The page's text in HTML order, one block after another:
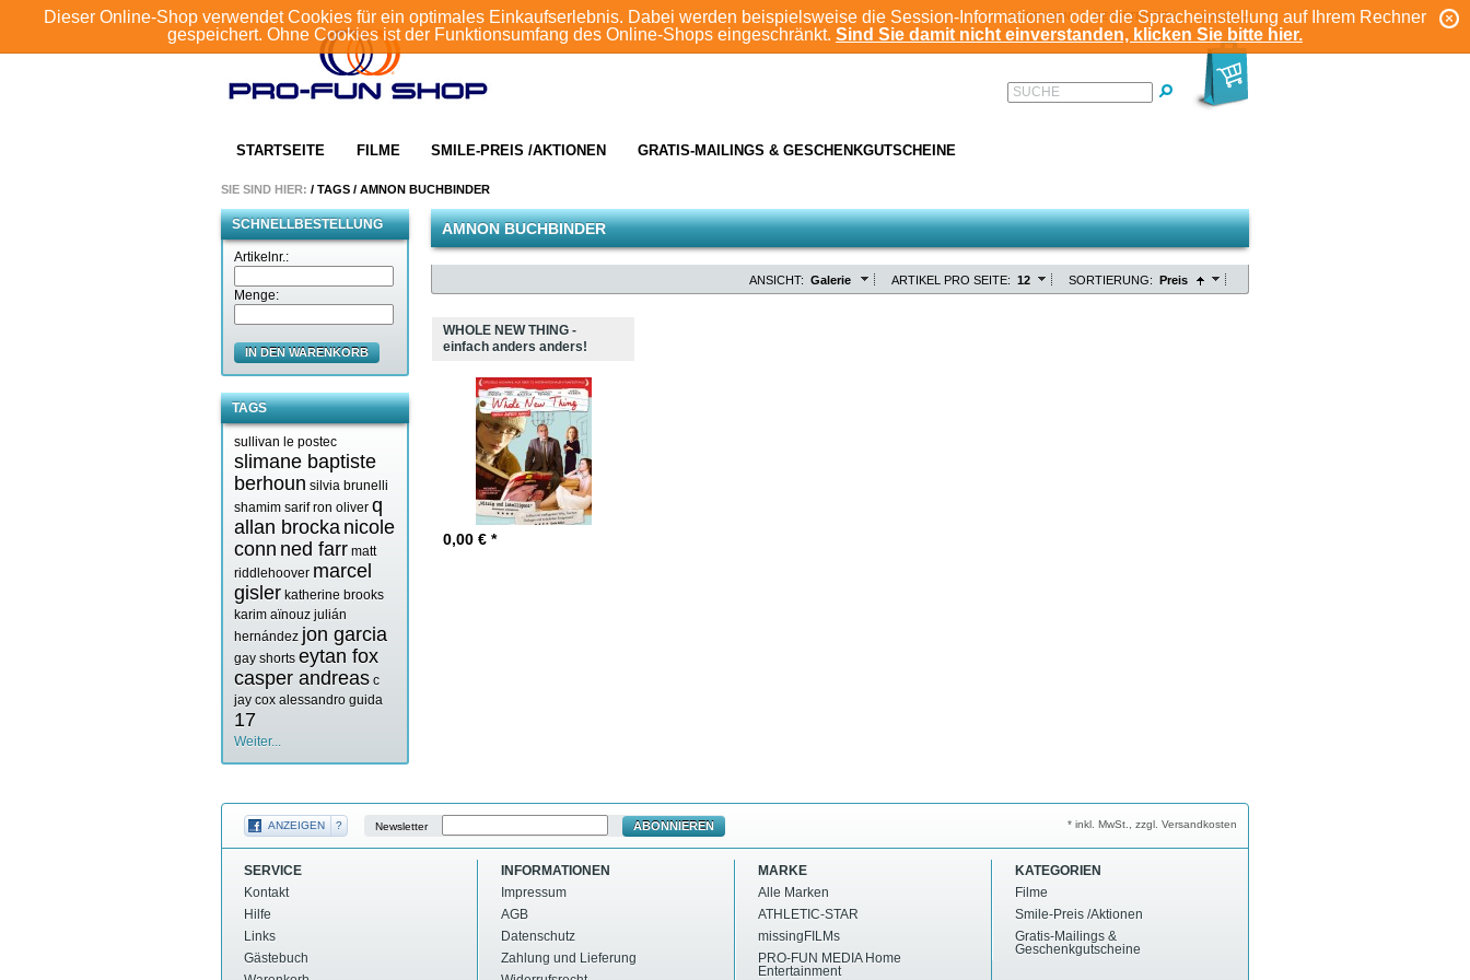
Dieser Online-Shop verwendet Cookies für ein optimales Einkaufserlebnis. Dabei werden beispielsweise die Session-Informationen oder die Spracheinstellung auf Ihrem Rechner
gespeichert. Ohne Cookies ist der Funktionsumfang des Online-Shops eingeschränkt. Sind Sie damit nicht einverstanden, klicken Sie bitte hier.
KONTO
ANMELDEN REGISTRIEREN
STARTSEITE FILME SMILE-PREIS /AKTIONEN GRATIS-MAILINGS & GESCHENKGUTSCHEINE
SUCHE
SIE SIND HIER: / TAGS / AMNON BUCHBINDER
SCHNELLBESTELLUNG
Artikelnr.:
Menge:
IN DEN WARENKORB
TAGS
sullivan le postec
slimane baptiste
berhoun silvia brunelli
shamim sarif ron oliver q
allan brocka nicole
conn ned farr matt
riddlehoover marcel
gisler katherine brooks
karim aïnouz julián
hernández jon garcia
gay shorts eytan fox
casper andreas c
jay cox alessandro guida
17
Weiter...
AMNON BUCHBINDER
SORTIERUNG: Preis
ARTIKEL PRO SEITE: 12
ANSICHT: Galerie
WHOLE NEW THING -
einfach anders anders!
0,00 € *
ANZEIGEN ? Newsletter ABONNIEREN * inkl. MwSt., zzgl. Versandkosten
SERVICE
Kontakt
Hilfe
Links
Gästebuch
INFORMATIONEN
Impressum
AGB
Datenschutz
Zahlung und Lieferung
MARKE
Alle Marken
ATHLETIC-STAR
missingFILMs
PRO-FUN MEDIA Home
Entertainment
KATEGORIEN
Filme
Smile-Preis /Aktionen
Gratis-Mailings &
Geschenkgutscheine